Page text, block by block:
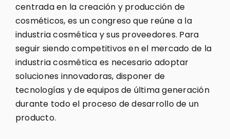
centrada en la creación y producción de
cosméticos, es un congreso que reúne a la
industria cosmética y sus proveedores. Para
seguir siendo competitivos en el mercado de la
industria cosmética es necesario adoptar
soluciones innovadoras, disponer de
tecnologías y de equipos de última generación
durante todo el proceso de desarrollo de un
producto.